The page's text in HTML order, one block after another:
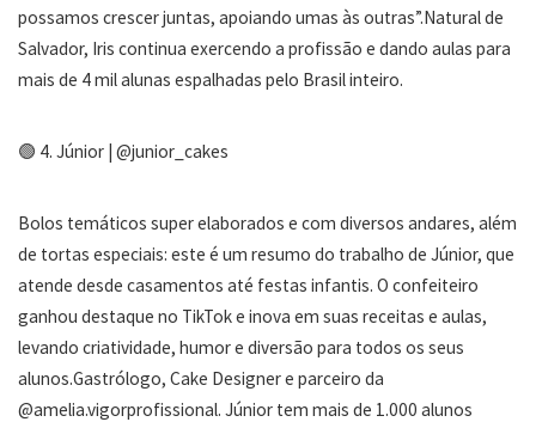
possamos crescer juntas, apoiando umas às outras”.Natural de
Salvador, Iris continua exercendo a profissão e dando aulas para
mais de 4 mil alunas espalhadas pelo Brasil inteiro.
🟢 4. Júnior | @junior_cakes
Bolos temáticos super elaborados e com diversos andares, além
de tortas especiais: este é um resumo do trabalho de Júnior, que
atende desde casamentos até festas infantis. O confeiteiro
ganhou destaque no TikTok e inova em suas receitas e aulas,
levando criatividade, humor e diversão para todos os seus
alunos.Gastrólogo, Cake Designer e parceiro da
@amelia.vigorprofissional. Júnior tem mais de 1.000 alunos